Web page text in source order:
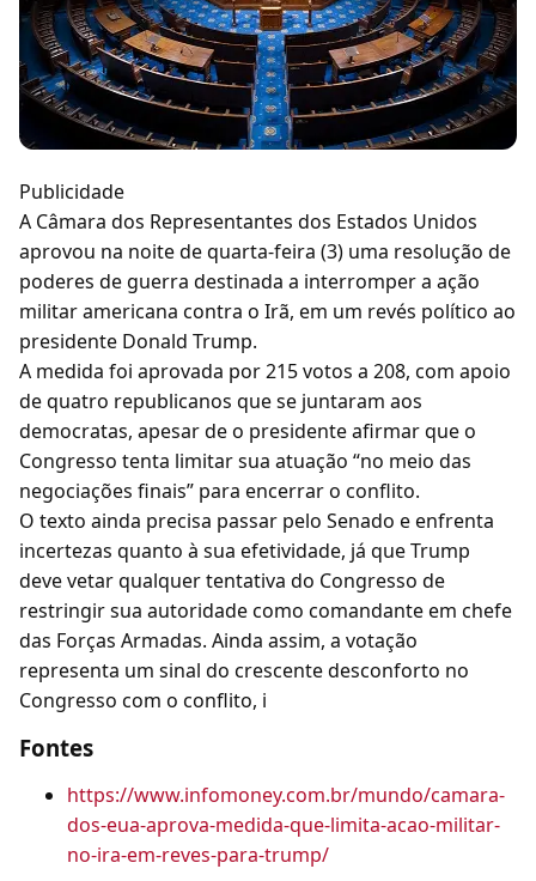
Publicidade
A Câmara dos Representantes dos Estados Unidos
aprovou na noite de quarta-feira (3) uma resolução de
poderes de guerra destinada a interromper a ação
militar americana contra o Irã, em um revés político ao
presidente Donald Trump.
A medida foi aprovada por 215 votos a 208, com apoio
de quatro republicanos que se juntaram aos
democratas, apesar de o presidente afirmar que o
Congresso tenta limitar sua atuação “no meio das
negociações finais” para encerrar o conflito.
O texto ainda precisa passar pelo Senado e enfrenta
incertezas quanto à sua efetividade, já que Trump
deve vetar qualquer tentativa do Congresso de
restringir sua autoridade como comandante em chefe
das Forças Armadas. Ainda assim, a votação
representa um sinal do crescente desconforto no
Congresso com o conflito, i
Fontes
https://www.infomoney.com.br/mundo/camara-
dos-eua-aprova-medida-que-limita-acao-militar-
no-ira-em-reves-para-trump/